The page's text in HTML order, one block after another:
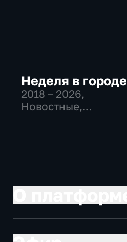
Неделя в городе
2018 – 2026,
Новостные,